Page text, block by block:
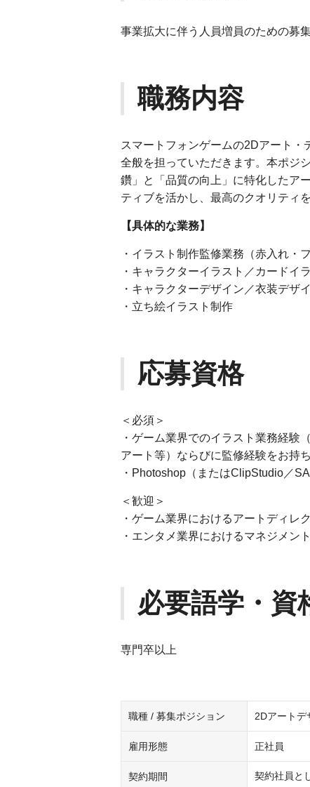
事業拡大に伴う人員増員のための募集
職務内容
スマートフォンゲームの2Dアート
全般を担っていただきます。本ポジ
鑽」と「品質の向上」に特化したア
ティブを活かし、最高のクオリティ
【具体的な業務】
・イラスト制作監修業務（赤入れ・
・キャラクターイラスト／カードイ
・キャラクターデザイン／衣装デザ
・立ち絵イラスト制作
応募資格
＜必須＞
・ゲーム業界でのイラスト業務経験
アート等）ならびに監修経験をお持
・Photoshop（またはClipStudio／
＜歓迎＞
・ゲーム業界におけるアートディレ
・エンタメ業界におけるマネジメン
必要語学・資
専門卒以上
職種 / 募集ポジション 2Dアートデ
雇用形態 正社員
契約期間 契約社員と